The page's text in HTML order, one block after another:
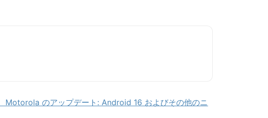
Motorola のアップデート: Android 16 およびその他のニ